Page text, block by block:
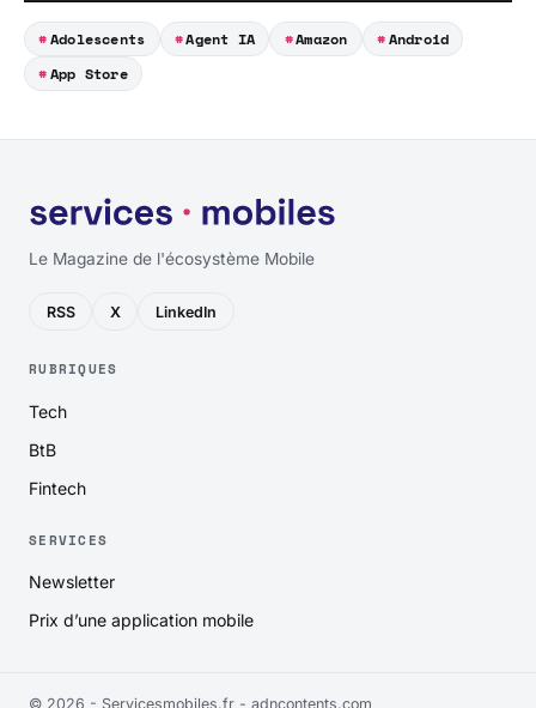
Adolescents Agent IA Amazon
Android
App Store
Le Magazine de l'écosystème Mobile
RSS X LinkedIn
RUBRIQUES
Tech
BtB
Fintech
SERVICES
Newsletter
Prix d’une application mobile
© 2026 - Servicesmobiles.fr - adncontents.com